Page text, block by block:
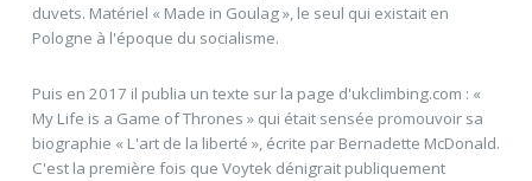
duvets. Matériel « Made in Goulag », le seul qui existait en
Pologne à l'époque du socialisme.
Puis en 2017 il publia un texte sur la page d'ukclimbing.com : «
My Life is a Game of Thrones » qui était sensée promouvoir sa
biographie « L'art de la liberté », écrite par Bernadette McDonald.
C'est la première fois que Voytek dénigrait publiquement